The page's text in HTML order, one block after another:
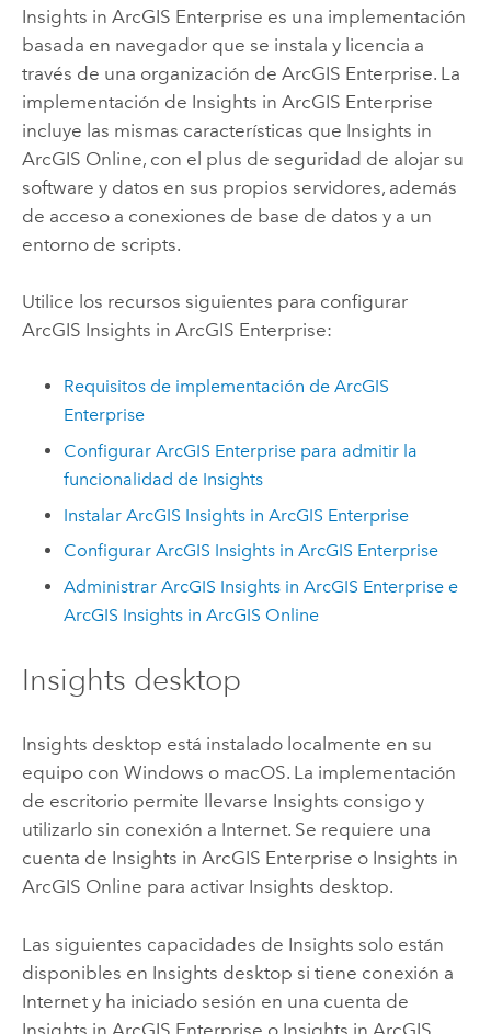
Insights in ArcGIS Enterprise es una implementación
basada en navegador que se instala y licencia a
través de una organización de ArcGIS Enterprise. La
implementación de Insights in ArcGIS Enterprise
incluye las mismas características que Insights in
ArcGIS Online, con el plus de seguridad de alojar su
software y datos en sus propios servidores, además
de acceso a conexiones de base de datos y a un
entorno de scripts.
Utilice los recursos siguientes para configurar
ArcGIS Insights in ArcGIS Enterprise:
Requisitos de implementación deArcGIS
Enterprise
ConfigurarArcGIS Enterprise para admitir la
funcionalidad de Insights
InstalarArcGIS Insights in ArcGIS Enterprise
ConfigurarArcGIS Insights in ArcGIS Enterprise
AdministrarArcGIS Insights in ArcGIS Enterprise e
ArcGIS Insights in ArcGIS Online
Insights desktop
Insights desktop está instalado localmente en su
equipo con Windows o macOS. La implementación
de escritorio permite llevarse Insights consigo y
utilizarlo sin conexión a Internet. Se requiere una
cuenta de Insights in ArcGIS Enterprise o Insights in
ArcGIS Online para activar Insights desktop.
Las siguientes capacidades de Insights solo están
disponibles en Insights desktop si tiene conexión a
Internet y ha iniciado sesión en una cuenta de
Insights in ArcGIS Enterprise o Insights in ArcGIS